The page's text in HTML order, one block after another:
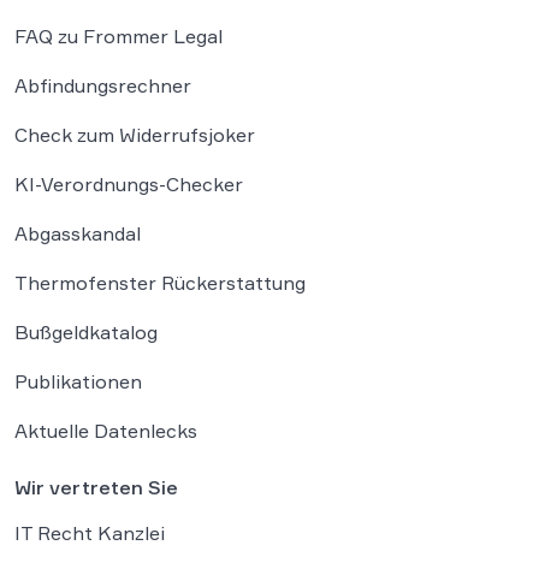
FAQ zu Frommer Legal
Abfindungsrechner
Check zum Widerrufsjoker
KI-Verordnungs-Checker
Abgasskandal
Thermofenster Rückerstattung
Bußgeldkatalog
Publikationen
Aktuelle Datenlecks
Wir vertreten Sie
IT Recht Kanzlei